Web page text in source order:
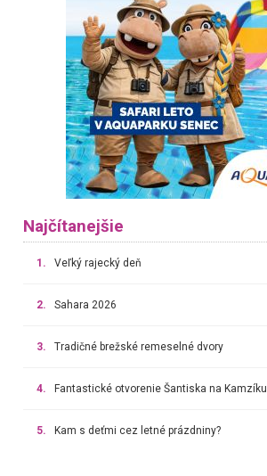
Najčítanejšie
1. Veľký rajecký deň
2. Sahara 2026
3. Tradičné brežské remeselné dvory
4. Fantastické otvorenie Šantiska na Kamzíku
5. Kam s deťmi cez letné prázdniny?